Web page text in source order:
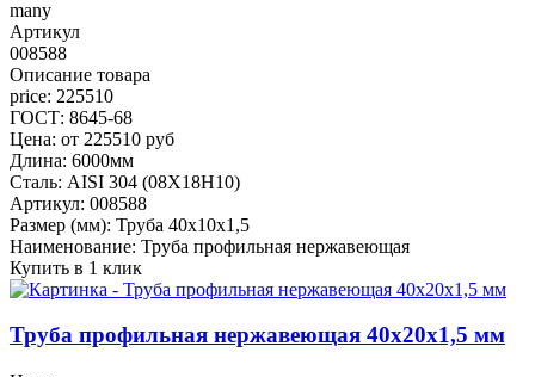
many
Артикул
008588
Описание товара
price: 225510
ГОСТ: 8645-68
Цена: от 225510 руб
Длина: 6000мм
Сталь: AISI 304 (08Х18Н10)
Артикул: 008588
Размер (мм): Труба 40х10х1,5
Наименование: Труба профильная нержавеющая
Купить в 1 клик
Труба профильная нержавеющая 40х20х1,5 мм